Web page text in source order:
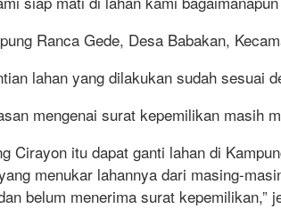
Ranca Gede, Desa Babakan,
lahan yang dilakukan sudah sesuai
mengenai surat kepemilikan masih
Cirayon itu dapat ganti lahan di
menukar lahannya dari masing-
belum menerima surat kepemilikan,”